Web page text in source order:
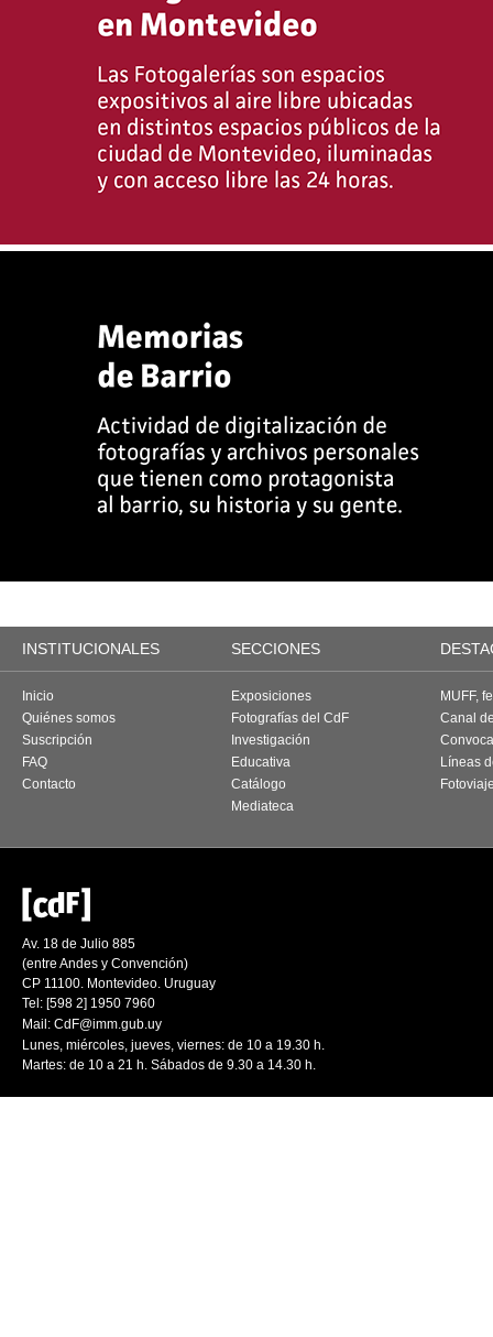
INSTITUCIONALES SECCIONES
Inicio
Quiénes somos
Suscripción
FAQ
Contacto
Exposiciones
Fotografías del CdF
Investigación
Educativa
Catálogo
Mediateca
MUFF,
Canal
Líneas
Av. 18 de Julio 885
(entre Andes y Convención)
CP 11100. Montevideo. Uruguay
Tel: [598 2] 1950 7960
Mail: CdF@imm.gub.uy
Lunes, miércoles, jueves, viernes: de 10 a 19.30 h.
Martes: de 10 a 21 h. Sábados de 9.30 a 14.30 h.